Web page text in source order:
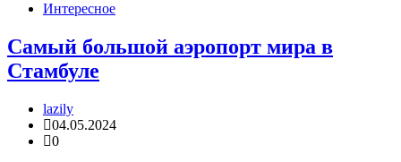
Интересное
Самый большой аэропорт мира в
Стамбуле
lazily
04.05.2024
0